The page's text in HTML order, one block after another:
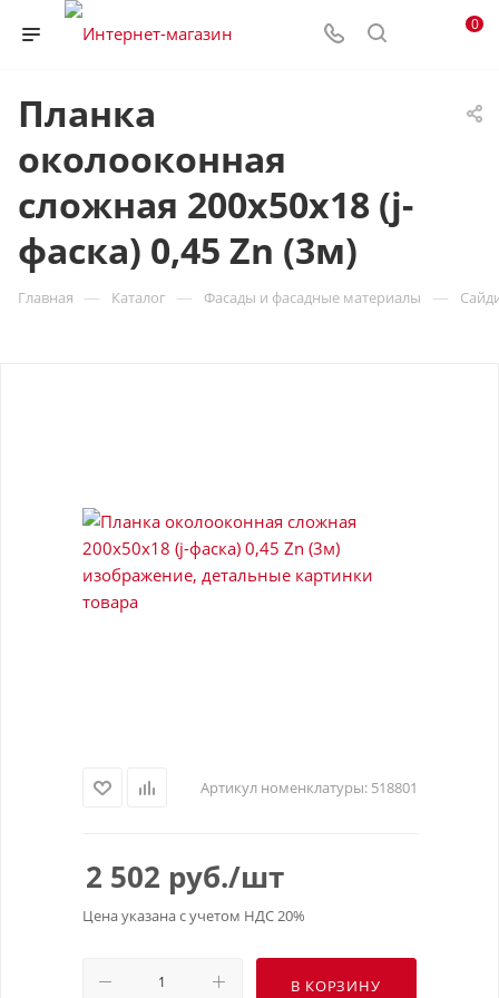
0
Планка
околооконная
сложная 200х50х18 (j-
фаска) 0,45 Zn (3м)
Главная — Каталог — Фасады и фасадные материалы —
Артикул номенклатуры: 518801
2 502 руб./шт
Цена указана с учетом НДС 20%
В КОРЗИНУ